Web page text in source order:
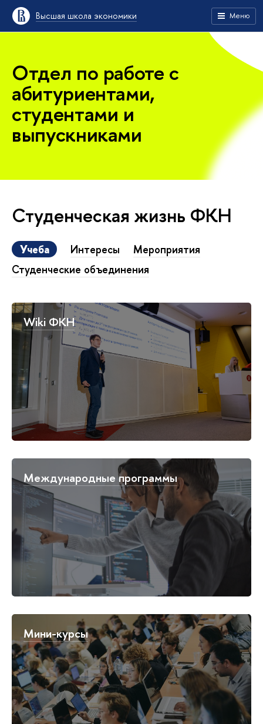
Высшая школа экономики Меню
Отдел по работе с
абитуриентами,
студентами и
выпускниками
Студенческая жизнь ФКН
Учеба Интересы
Мероприятия
Студенческие объединения
Wiki ФКН
Международные программы
Мини-курсы